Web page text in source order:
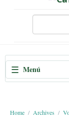
i
o
n
a
☰ Menú
Home Archives